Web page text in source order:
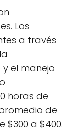
Los
a través
el manejo
horas de
de
$300 a $400.